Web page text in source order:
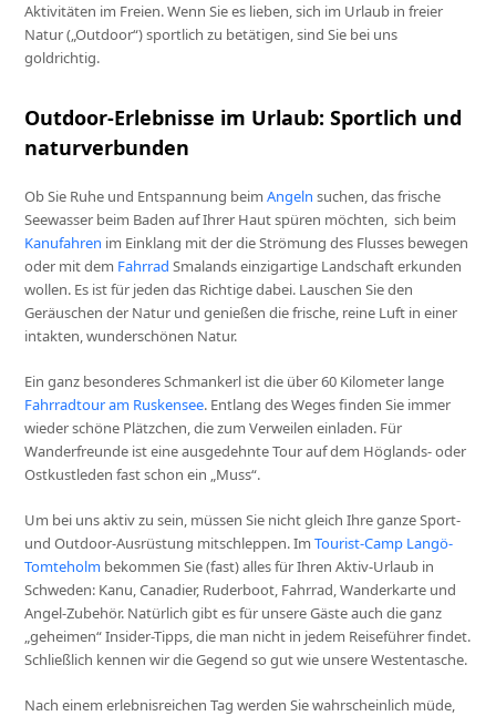
Aktivitäten im Freien. Wenn Sie es lieben, sich im Urlaub in freier
Natur („Outdoor“) sportlich zu betätigen, sind Sie bei uns
goldrichtig.
Outdoor-Erlebnisse im Urlaub: Sportlich und
naturverbunden
Ob Sie Ruhe und Entspannung beimAngeln suchen, das frische
Seewasser beim Baden auf Ihrer Haut spüren möchten, sich beim
Kanufahren im Einklang mit der die Strömung des Flusses bewegen
oder mit dem Fahrrad Smalands einzigartige Landschaft erkunden
wollen. Es ist für jeden das Richtige dabei. Lauschen Sie den
Geräuschen der Natur und genießen die frische, reine Luft in einer
intakten, wunderschönen Natur.
Ein ganz besonderes Schmankerl ist die über 60 Kilometer lange
Fahrradtour am Ruskensee. Entlang des Weges finden Sie immer
wieder schöne Plätzchen, die zum Verweilen einladen. Für
Wanderfreunde ist eine ausgedehnte Tour auf dem Höglands- oder
Ostkustleden fast schon ein „Muss“.
Um bei uns aktiv zu sein, müssen Sie nicht gleich Ihre ganze Sport-
und Outdoor-Ausrüstung mitschleppen. ImTourist-Camp Langö-
Tomteholm bekommen Sie (fast) alles für Ihren Aktiv-Urlaub in
Schweden: Kanu, Canadier, Ruderboot, Fahrrad, Wanderkarte und
Angel-Zubehör. Natürlich gibt es für unsere Gäste auch die ganz
„geheimen“ Insider-Tipps, die man nicht in jedem Reiseführer findet.
Schließlich kennen wir die Gegend so gut wie unsere Westentasche.
Nach einem erlebnisreichen Tag werden Sie wahrscheinlich müde,